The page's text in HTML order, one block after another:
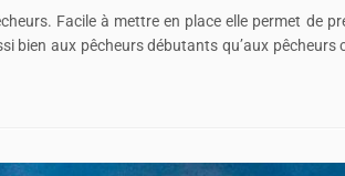
Facile à mettre en place elle permet de
bien aux pêcheurs débutants qu’aux